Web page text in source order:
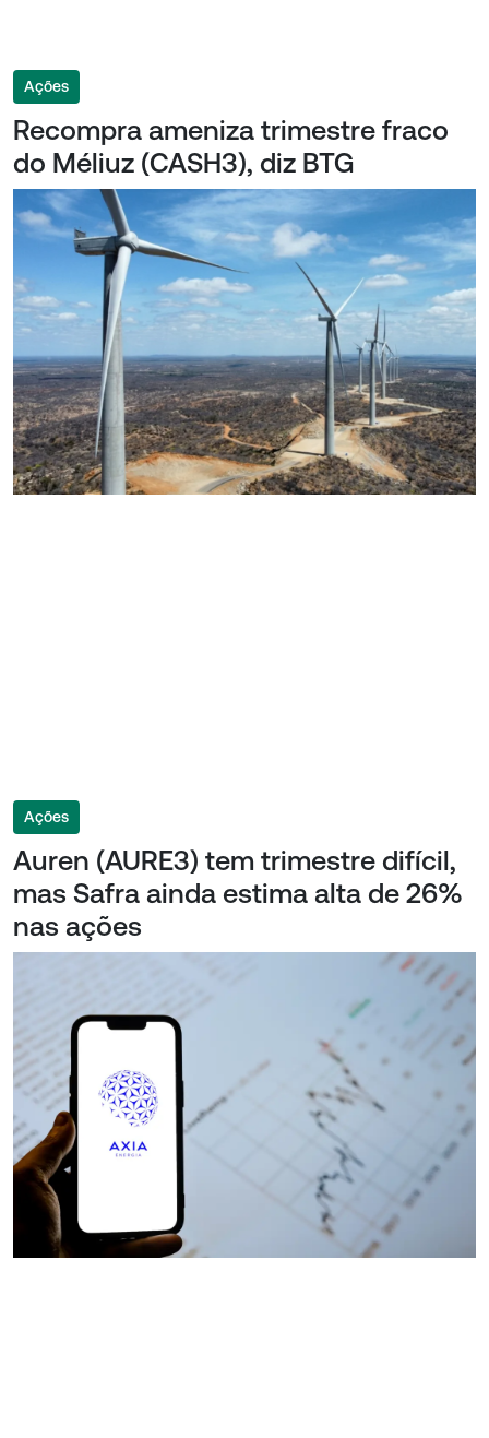
Ações
Recompra ameniza trimestre fraco
do Méliuz (CASH3), diz BTG
Ações
Auren (AURE3) tem trimestre difícil,
mas Safra ainda estima alta de 26%
nas ações